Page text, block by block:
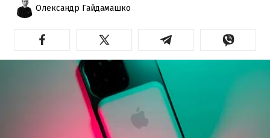
Олександр Гайдамашко